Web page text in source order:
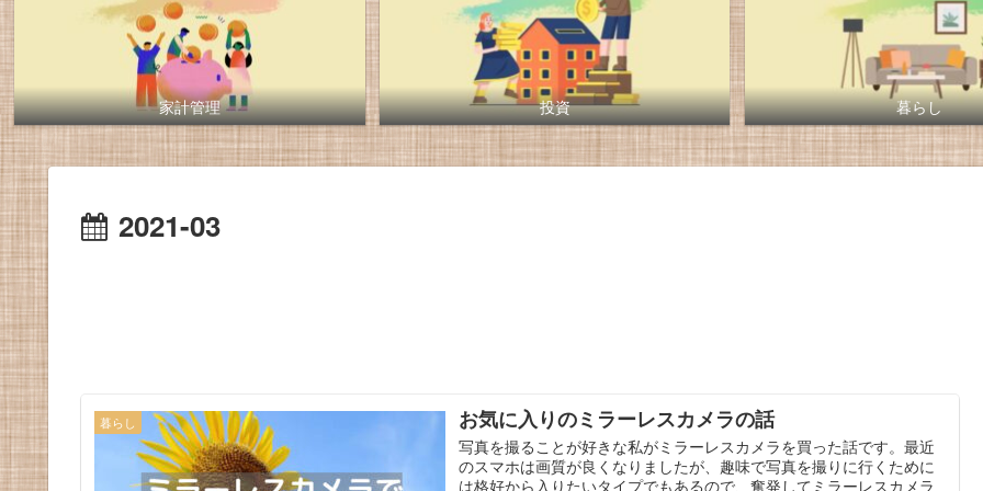
家計管理 投資 暮らし
2021-03
暮らし お気に入りのミラーレスカメラの話
写真を撮ることが好きな私がミラーレスカメラを買った話です。最近
のスマホは画質が良くなりましたが、趣味で写真を撮りに行くために
は格好から入りたいタイプでもあるので、奮発してミラーレスカメラ